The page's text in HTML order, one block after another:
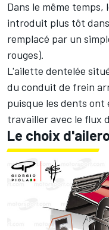
Dans le même
introduit plus tôt
remplacé par un
rouges).
L'ailette dentelée
du conduit de frein
puisque les dents ont
travailler avec le flux
Le choix